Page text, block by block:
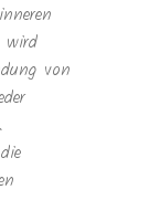
wird
von